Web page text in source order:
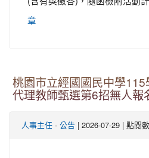
章
桃園市立經國國民中學
代理教師甄選第6招無人報
人事主任 - 公告 | 2026-07-29 | 點閱